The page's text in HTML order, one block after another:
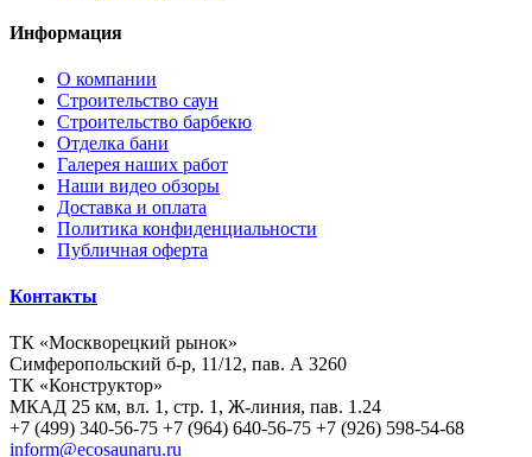
Информация
О компании
Строительство саун
Строительство барбекю
Отделка бани
Галерея наших работ
Наши видео обзоры
Доставка и оплата
Политика конфиденциальности
Публичная оферта
Контакты
ТК «Москворецкий рынок»
Симферопольский б-р, 11/12, пав. А 3260
ТК «Конструктор»
МКАД 25 км, вл. 1, стр. 1, Ж-линия, пав. 1.24
+7 (499) 340-56-75 +7 (964) 640-56-75 +7 (926) 598-54-68
inform@ecosaunaru.ru